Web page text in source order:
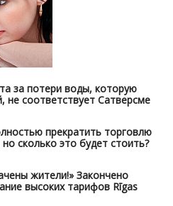
за потери воды, которую
не соответствует Сатверсме
прекратить торговлю
сколько это будет стоить?
жители!» Закончено
высоких тарифов Rīgas